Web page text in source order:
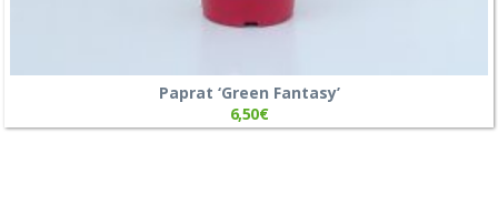
Paprat ‘Green Fantasy’
6,50€